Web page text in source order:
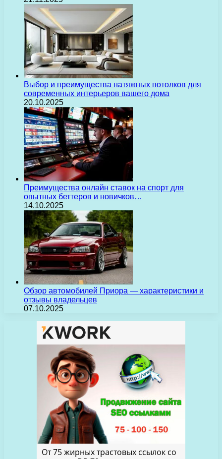
Выбор и преимущества натяжных потолков для
современных интерьеров вашего дома
20.10.2025
Преимущества онлайн ставок на спорт для
опытных беттеров и новичков…
14.10.2025
Обзор автомобилей Приора — характеристики и
отзывы владельцев
07.10.2025